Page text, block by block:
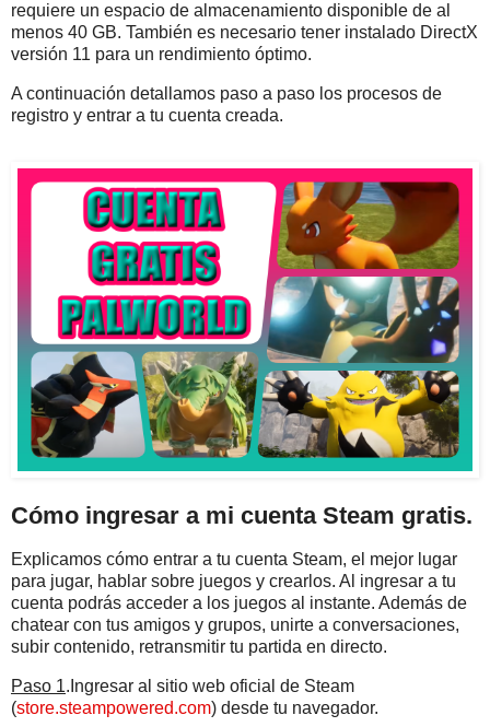
requiere un espacio de almacenamiento disponible de al
menos 40 GB. También es necesario tener instalado DirectX
versión 11 para un rendimiento óptimo.
A continuación detallamos paso a paso los procesos de
registro y entrar a tu cuenta creada.
Cómo ingresar a mi cuenta Steam gratis.
Explicamos cómo entrar a tu cuenta Steam, el mejor lugar
para jugar, hablar sobre juegos y crearlos. Al ingresar a tu
cuenta podrás acceder a los juegos al instante. Además de
chatear con tus amigos y grupos, unirte a conversaciones,
subir contenido, retransmitir tu partida en directo.
Paso 1.Ingresar al sitio web oficial de Steam
(store.steampowered.com) desde tu navegador.